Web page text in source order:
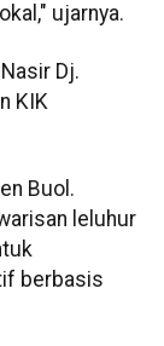
ujarnya.
Dj.
KIK
Buol.
leluhur
berbasis